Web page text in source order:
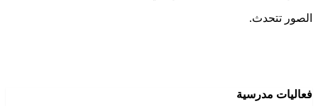
الصور تتحدث.
فعاليات مدرسية